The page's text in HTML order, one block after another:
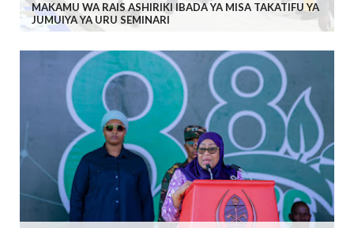
MAKAMU WA RAIS ASHIRIKI IBADA YA MISA TAKATIFU YA
JUMUIYA YA URU SEMINARI